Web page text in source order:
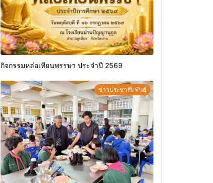
กิจกรรมหล่อเทียนพรรษา ประจำปี 2569
ข่าวประชาสัมพันธ์